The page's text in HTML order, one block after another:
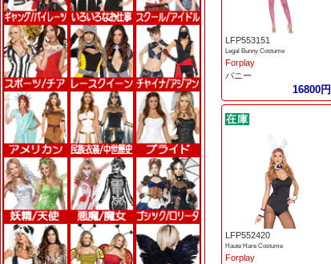
LFP553151
Legal Bunny Costume
Forplay
バニー
16800円
LFP552420
Haute Hare Costume
Forplay